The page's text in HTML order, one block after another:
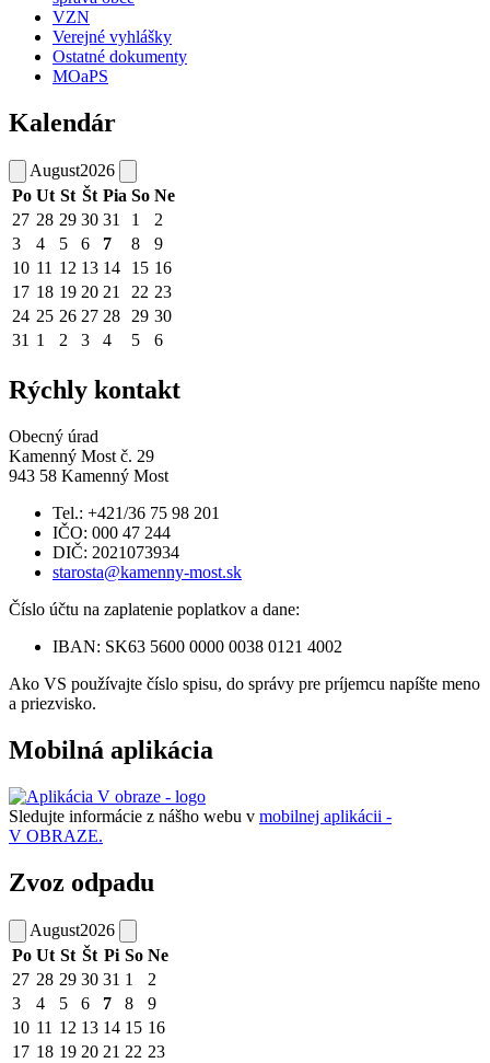
VZN
Verejné vyhlášky
Ostatné dokumenty
MOaPS
Kalendár
August2026
Po Ut St Št Pia So Ne
27 28 29 30 31 1
2
3
4 5 6 7 8
9
10 11 12 13 14 15 16
17 18 19 20 21 22 23
24 25 26 27 28 29 30
31 1 2 3 4 5 6
Rýchly kontakt
Obecný úrad
Kamenný Most č. 29
943 58 Kamenný Most
Tel.: +421/36 75 98 201
IČO: 000 47 244
DIČ: 2021073934
starosta@kamenny-most.sk
Číslo účtu na zaplatenie poplatkov a dane:
IBAN: SK63 5600 0000 0038 0121 4002
Ako VS používajte číslo spisu, do správy pre príjemcu napíšte meno
a priezvisko.
Mobilná aplikácia
Sledujte informácie z nášho webu v mobilnej aplikácii -
V OBRAZE.
Zvoz odpadu
August2026
Po Ut St Št Pi So Ne
27 28 29 30 31 1
2
3
4 5 6 7 8
9
10 11 12 13 14 15 16
17 18 19 20 21 22 23